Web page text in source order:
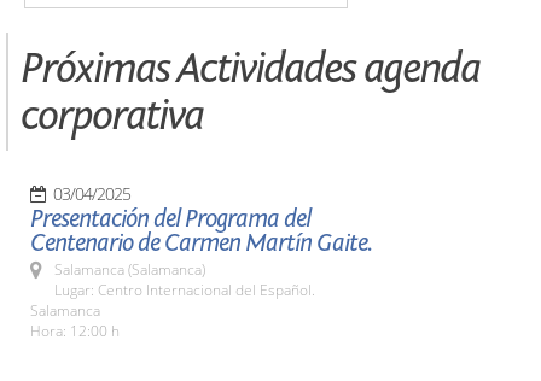
Próximas Actividades agenda
corporativa
03/04/2025
Presentación del Programa del
Centenario de Carmen Martín Gaite.
Salamanca (Salamanca)
Lugar: Centro Internacional del Español.
Salamanca
Hora: 12:00 h